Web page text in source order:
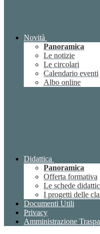
Novità
Panoramica
Le notizie
Le circolari
Calendario eventi
Albo online
Didattica
Panoramica
Offerta formativa
Le schede
I progetti delle
Documenti Utili
Privacy
Amministrazione